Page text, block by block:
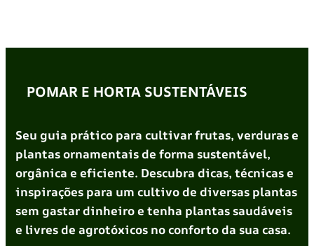
POMAR E HORTA SUSTENTÁVEIS
Seu guia prático para cultivar frutas, verduras e
plantas ornamentais de forma sustentável,
orgânica e eficiente. Descubra dicas, técnicas e
inspirações para um cultivo de diversas plantas
sem gastar dinheiro e tenha plantas saudáveis
e livres de agrotóxicos no conforto da sua casa.